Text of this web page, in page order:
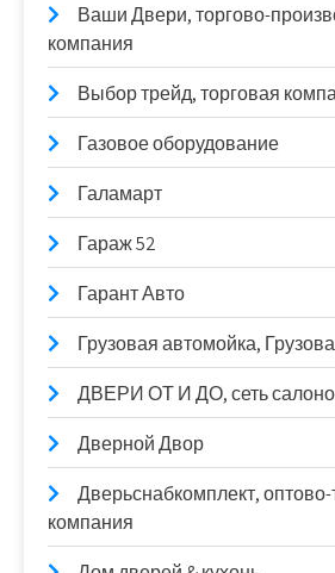
Ваши Двери, торгово-
компания
Выбор трейд, торговая
Газовое оборудование
Галамарт
Гараж 52
Гарант Авто
Грузовая автомойка,
ДВЕРИ ОТ И ДО, сеть
Дверной Двор
Дверьснабкомплект, оптово-
компания